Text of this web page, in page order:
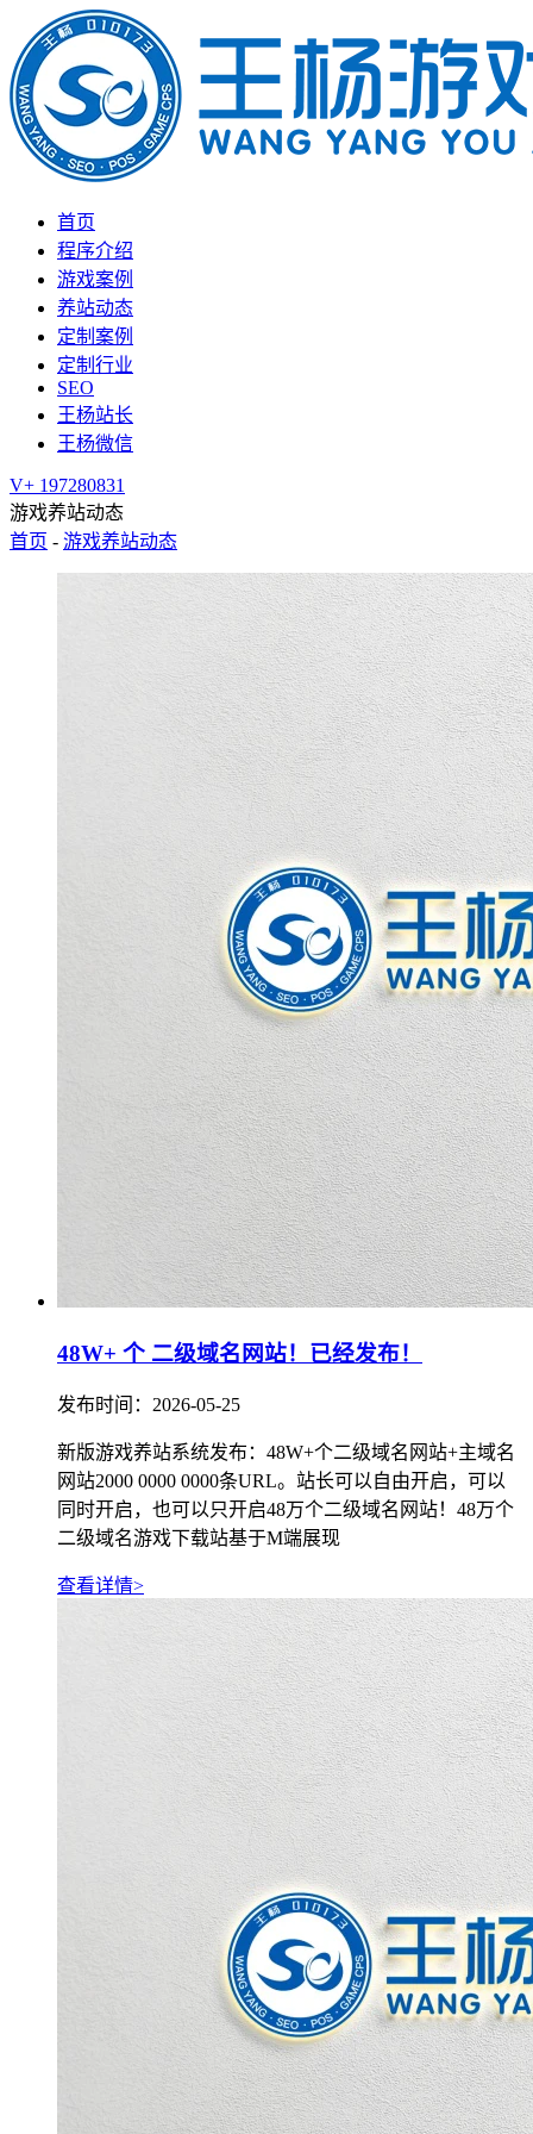
首页
程序介绍
游戏案例
养站动态
定制案例
定制行业
SEO
王杨站长
王杨微信
V+ 197280831
游戏养站动态
首页 - 游戏养站动态
48W+ 个 二级域名网站！已经发布！
发布时间：2026-05-25
新版游戏养站系统发布：48W+个二级域名网站+主域名
网站2000 0000 0000条URL。站长可以自由开启，可以
同时开启，也可以只开启48万个二级域名网站！48万个
二级域名游戏下载站基于M端展现
查看详情>